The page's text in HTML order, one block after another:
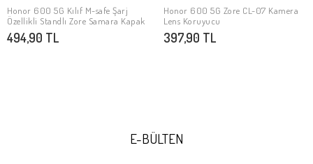
SEPETE EKLE
Honor 600 5G Kılıf M-safe Şarj
Özellikli Standlı Zore Samara Kapak
494,90 TL
SEPETE EKLE
Honor 600 5G Zore CL-07 Kamera
Lens Koruyucu
397,90 TL
E-BÜLTEN